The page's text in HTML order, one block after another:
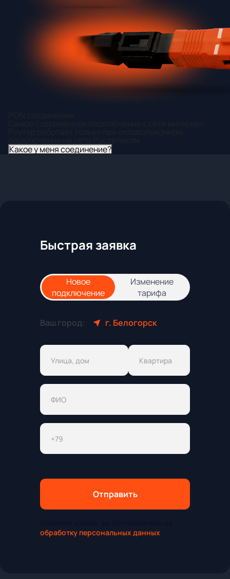
Какое у меня соединение?
Быстрая заявка
Новое
подключение
Изменение
тарифа
Ваш город: г. Белогорск
Отправить
обработку персональных данных